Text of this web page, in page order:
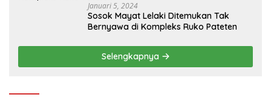
Januari 5, 2024
Sosok Mayat Lelaki Ditemukan Tak
Bernyawa di Kompleks Ruko Pateten
Selengkapnya